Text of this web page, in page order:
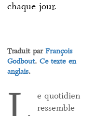
chaque jour.
Traduit par François
Godbout. Ce texte en
anglais.
e quotidien
ressemble